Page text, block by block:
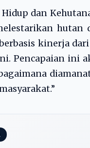
dan
kinerja
Pencapaian ini